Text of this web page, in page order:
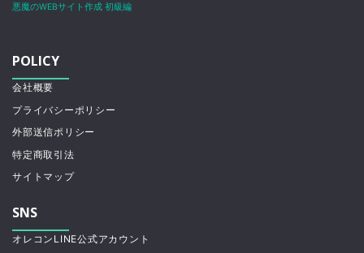
悪魔のWEBサイト作成 初級編
POLICY
会社概要
プライバシーポリシー
外部送信ポリシー
特定商取引法
サイトマップ
SNS
オレコンLINE公式アカウント